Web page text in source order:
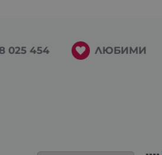
025 454 ЛЮБИМИ